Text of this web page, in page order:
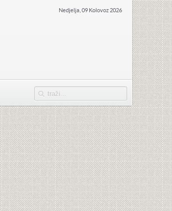
Nedjelja, 09 Kolovoz 2026